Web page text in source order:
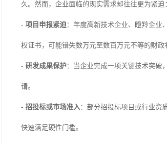
久。然而，企业面临的现实需求却往往更为紧迫
- 项目申报紧迫 ：年度高新技术企业、瞪羚企业
权证书，可能错失数万元至数百万元不等的财政
- 研发成果保护：当企业完成一项关键技术突破
请。
- 招投标或市场准入：部分招投标项目或行业资
快速满足硬性门槛。